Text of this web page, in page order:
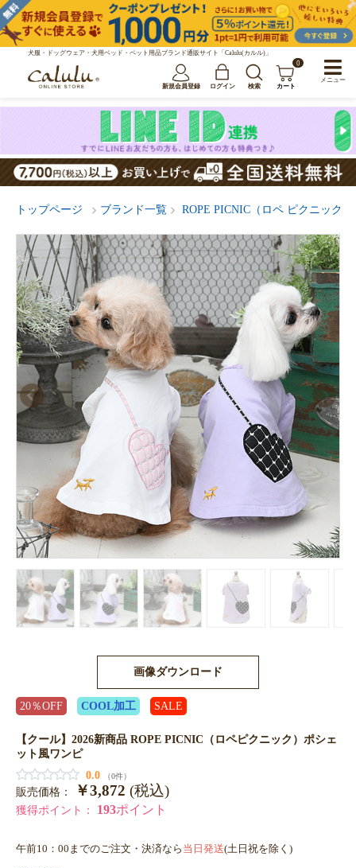
犬服・ドッグウェア・犬用ベッド・ペット用品ブランド通販サイト「Calulu(カルル)」
新規会員登録 ログイン 検索
0
カート
トップページ ブランド一覧 ROPE PICNIC（ロペ ピクニック）
画像ダウンロード
20％OFF COOL加工 SALE
【クール】2026新商品 ROPE PICNIC（ロペピクニック）ポシェ
ット風ワンピ
0.0
（0件）
販売価格： ￥3,872 (税込)
獲得ポイント： 193ポイント
午前10：00までのご注文・決済なら 当日発送(土日祝を除く)
メニュー